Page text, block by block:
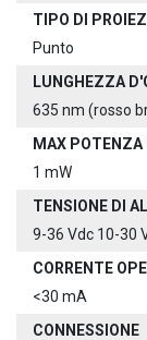
TIPO DI
Punto
LUNGHEZZA
635 nm (rosso
MAX POTENZA
1 mW
TENSIONE DI
9-36 Vdc 10-30
CORRENTE
<30 mA
CONNESSIONE